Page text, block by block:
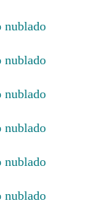
nublado
nublado
nublado
nublado
nublado
nublado